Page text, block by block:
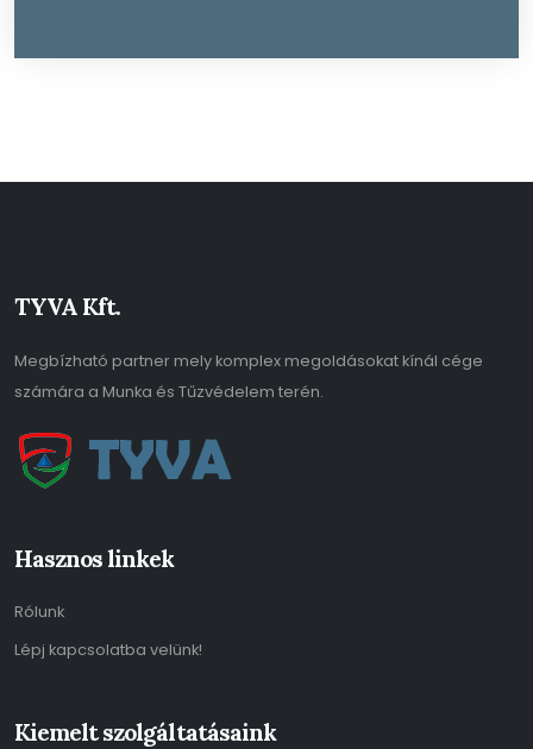
TYVA Kft.
Megbízható partner mely komplex megoldásokat kínál cége
számára a Munka és Tűzvédelem terén.
Hasznos linkek
Rólunk
Lépj kapcsolatba velünk!
Kiemelt szolgáltatásaink